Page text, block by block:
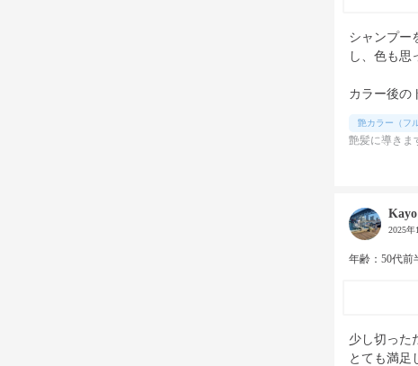
シャンプー
し、色も思
カラー後の
艶カラー（フ
艶髪に導きま
Kayo
2025年
年齢：50代前
少し切った
とても満足